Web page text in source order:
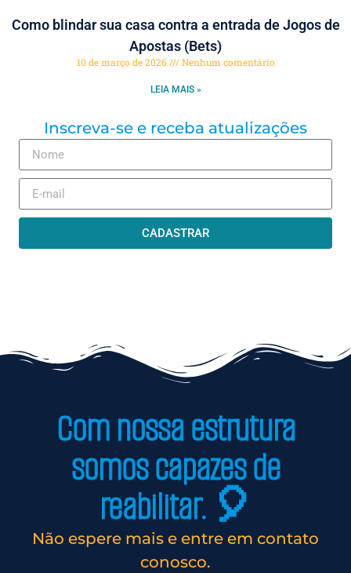
Como blindar sua casa contra a entrada de Jogos de
Apostas (Bets)
10 de março de 2026 Nenhum comentário
LEIA MAIS »
Inscreva-se e receba atualizações
CADASTRAR
Com nossa estrutura
somos capazes de
reabilitar. 🎈
Não espere mais e entre em contato
conosco.